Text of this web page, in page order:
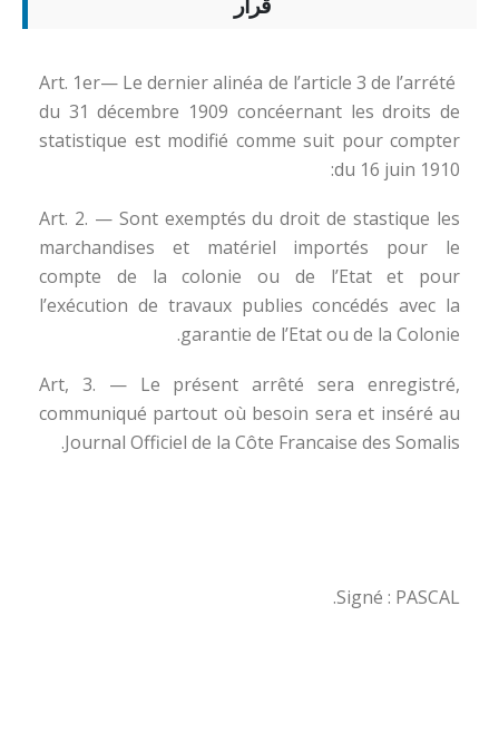
Art. 1er— Le dernier alinéa de l’article 3 de l’arrété
du 31 décembre 1909 concéernant les droits de
statistique est modifié comme suit pour compter
du 16 juin 1910:
Art. 2. — Sont exemptés du droit de stastique les
marchandises et matériel importés pour le
compte de la colonie ou de l’Etat et pour
l’exécution de travaux publies concédés avec la
garantie de l’Etat ou de la Colonie.
Art, 3. — Le présent arrêté sera enregistré,
communiqué partout où besoin sera et inséré au
Journal Officiel de la Côte Francaise des Somalis.
Signé : PASCAL.